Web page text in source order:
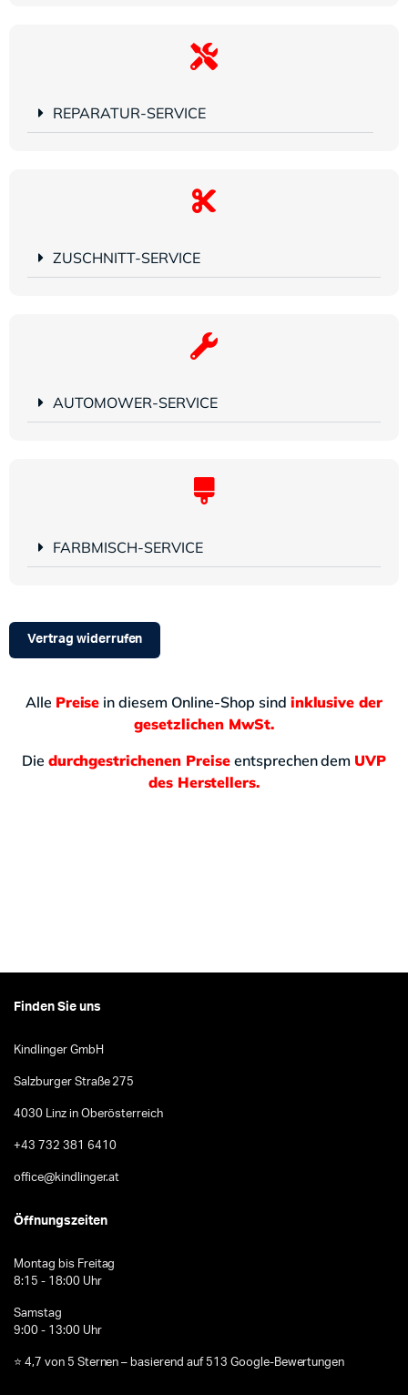
REPARATUR-SERVICE
ZUSCHNITT-SERVICE
AUTOMOWER-SERVICE
FARBMISCH-SERVICE
Vertrag widerrufen
Alle Preise in diesem Online-Shop sind inklusive der
gesetzlichen MwSt.
Die durchgestrichenen Preiseentsprechen dem UVP
des Herstellers.
Finden Sie uns
Kindlinger GmbH
Salzburger Straße 275
4030 Linz in Oberösterreich
+43 732 381 6410
office@kindlinger.at
Öffnungszeiten
Montag bis Freitag
8:15 - 18:00 Uhr
Samstag
9:00 - 13:00 Uhr
⭐ 4,7 von 5 Sternen – basierend auf 513 Google-Bewertungen